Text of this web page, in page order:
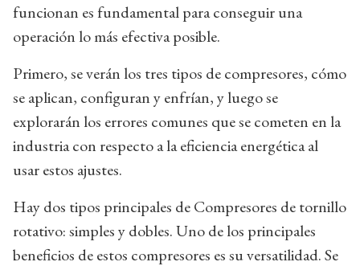
funcionan es fundamental para conseguir una
operación lo más efectiva posible.
Primero, se verán los tres tipos de compresores, cómo
se aplican, configuran y enfrían, y luego se
explorarán los errores comunes que se cometen en la
industria con respecto a la eficiencia energética al
usar estos ajustes.
Hay dos tipos principales de Compresores de tornillo
rotativo: simples y dobles. Uno de los principales
beneficios de estos compresores es su versatilidad. Se